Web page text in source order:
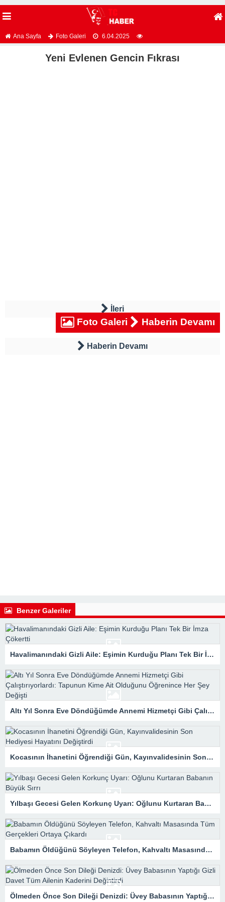
Ana Sayfa Foto Galeri 6.04.2025
Yeni Evlenen Gencin Fıkrası
İleri
Foto Galeri Haberin Devamı
Haberin Devamı
Benzer Galeriler
Havalimanındaki Gizli Aile: Eşimin Kurduğu Planı Tek Bir İmza Çökertti
Altı Yıl Sonra Eve Döndüğümde Annemi Hizmetçi Gibi Çalıştırıyorlardı: Tapunun Kime Ait Olduğunu Öğrenince Her Şey Değişti
Kocasının İhanetini Öğrendiği Gün, Kayınvalidesinin Son Hediyesi Hayatını Değiştirdi
Yılbaşı Gecesi Gelen Korkunç Uyarı: Oğlunu Kurtaran Babanın Büyük Sırrı
Babamın Öldüğünü Söyleyen Telefon, Kahvaltı Masasında Tüm Gerçekleri Ortaya Çıkardı
Ölmeden Önce Son Dileği Denizdi: Üvey Babasının Yaptığı Gizli Davet Tüm Ailenin Kaderini Değiştirdi